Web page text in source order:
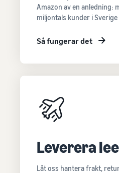
Amazon av en anledning:
miljontals kunder i
Så fungerar det
Leverera
Låt oss hantera frakt,